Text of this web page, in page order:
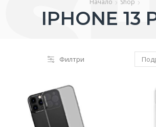
Начало Shop
IPHONE 13
Филтри